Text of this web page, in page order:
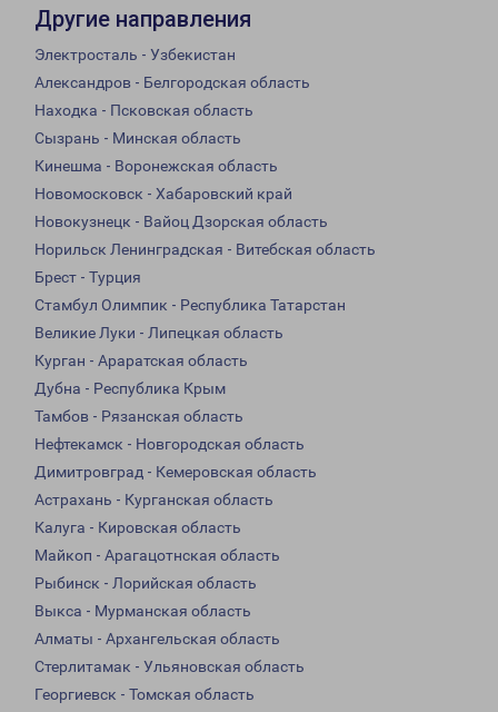
Другие направления
Электросталь - Узбекистан
Александров - Белгородская область
Находка - Псковская область
Сызрань - Минская область
Кинешма - Воронежская область
Новомосковск - Хабаровский край
Новокузнецк - Вайоц Дзорская область
Норильск Ленинградская - Витебская область
Брест - Турция
Стамбул Олимпик - Республика Татарстан
Великие Луки - Липецкая область
Курган - Араратская область
Дубна - Республика Крым
Тамбов - Рязанская область
Нефтекамск - Новгородская область
Димитровград - Кемеровская область
Астрахань - Курганская область
Калуга - Кировская область
Майкоп - Арагацотнская область
Рыбинск - Лорийская область
Выкса - Мурманская область
Алматы - Архангельская область
Стерлитамак - Ульяновская область
Георгиевск - Томская область